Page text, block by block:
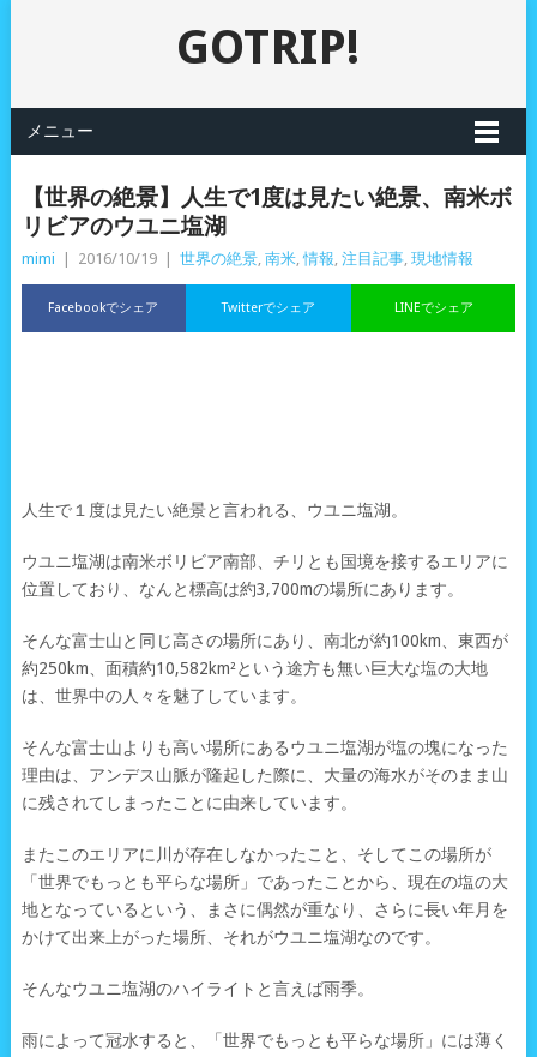
GOTRIP!
メニュー
【世界の絶景】人生で1度は見たい絶景、南米ボ
リビアのウユニ塩湖
mimi 2016/10/19 世界の絶景, 南米,情報, 注目記事, 現地情報
Facebookでシェア LINEでシェア
Twitterでシェア
人生で１度は見たい絶景と言われる、ウユニ塩湖。
ウユニ塩湖は南米ボリビア南部、チリとも国境を接するエリアに
位置しており、なんと標高は約3,700mの場所にあります。
そんな富士山と同じ高さの場所にあり、南北が約100km、東西が
約250km、面積約10,582km²という途方も無い巨大な塩の大地
は、世界中の人々を魅了しています。
そんな富士山よりも高い場所にあるウユニ塩湖が塩の塊になった
理由は、アンデス山脈が隆起した際に、大量の海水がそのまま山
に残されてしまったことに由来しています。
またこのエリアに川が存在しなかったこと、そしてこの場所が
「世界でもっとも平らな場所」であったことから、現在の塩の大
地となっているという、まさに偶然が重なり、さらに長い年月を
かけて出来上がった場所、それがウユニ塩湖なのです。
そんなウユニ塩湖のハイライトと言えば雨季。
雨によって冠水すると、「世界でもっとも平らな場所」には薄く